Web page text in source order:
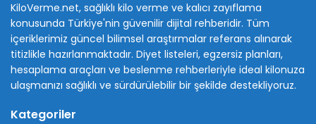
KiloVerme.net, sağlıklı kilo verme ve kalıcı zayıflama
konusunda Türkiye'nin güvenilir dijital rehberidir. Tüm
içeriklerimiz güncel bilimsel araştırmalar referans alınarak
titizlikle hazırlanmaktadır. Diyet listeleri, egzersiz planları,
hesaplama araçları ve beslenme rehberleriyle ideal kilonuza
ulaşmanızı sağlıklı ve sürdürülebilir bir şekilde destekliyoruz.
Kategoriler